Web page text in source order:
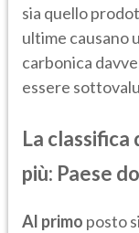
sia quello
ultime causano
carbonica
essere
La classifica
più: Paese
Al primo posto